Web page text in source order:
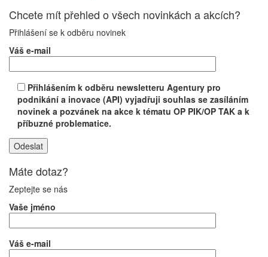
Chcete mít přehled o všech novinkách a akcích?
Přihlášení se k odběru novinek
Váš e-mail
Přihlášením k odběru newsletteru Agentury pro
podnikání a inovace (API) vyjadřuji souhlas se zasíláním
novinek a pozvánek na akce k tématu OP PIK/OP TAK a k
příbuzné problematice.
Máte dotaz?
Zeptejte se nás
Vaše jméno
Váš e-mail